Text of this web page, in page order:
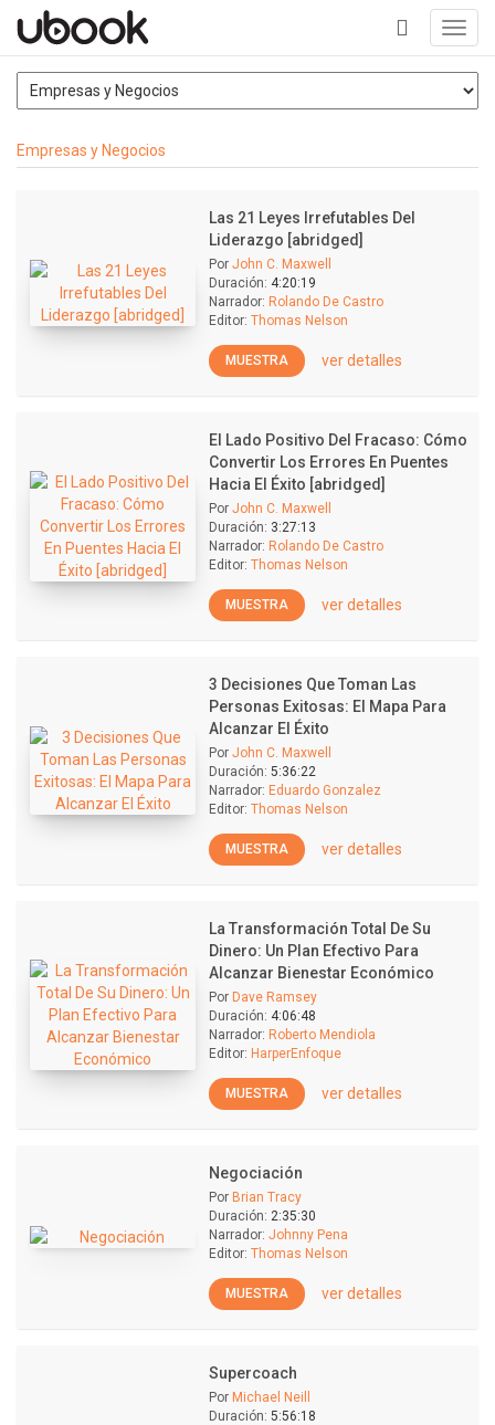
+
Empresas y Negocios
Las 21 Leyes Irrefutables Del
Liderazgo [abridged]
Por John C. Maxwell
Duración: 4:20:19
Narrador: Rolando De Castro
Editor: Thomas Nelson
MUESTRA ver detalles
El Lado Positivo Del Fracaso: Cómo
Convertir Los Errores En Puentes
Hacia El Éxito [abridged]
Por John C. Maxwell
Duración: 3:27:13
Narrador: Rolando De Castro
Editor: Thomas Nelson
MUESTRA ver detalles
3 Decisiones Que Toman Las
Personas Exitosas: El Mapa Para
Alcanzar El Éxito
Por John C. Maxwell
Duración: 5:36:22
Narrador: Eduardo Gonzalez
Editor: Thomas Nelson
MUESTRA ver detalles
La Transformación Total De Su
Dinero: Un Plan Efectivo Para
Alcanzar Bienestar Económico
Por Dave Ramsey
Duración: 4:06:48
Narrador: Roberto Mendiola
Editor: HarperEnfoque
MUESTRA ver detalles
Negociación
Por Brian Tracy
Duración: 2:35:30
Narrador: Johnny Pena
Editor: Thomas Nelson
MUESTRA ver detalles
Supercoach
Por Michael Neill
Duración: 5:56:18